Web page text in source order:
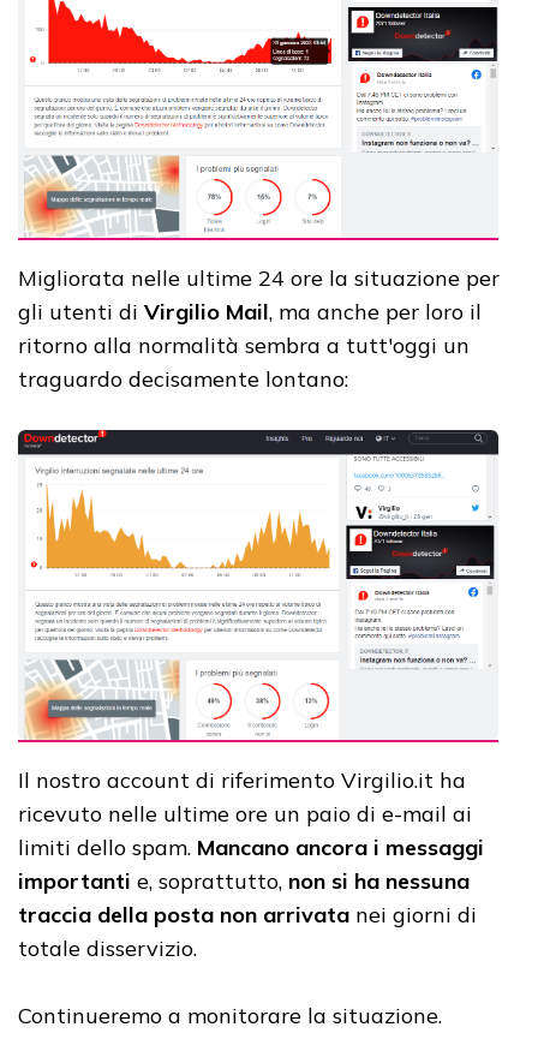
Migliorata nelle ultime 24 ore la situazione per
gli utenti di Virgilio Mail, ma anche per loro il
ritorno alla normalità sembra a tutt'oggi un
traguardo decisamente lontano:
Il nostro account di riferimento Virgilio.it ha
ricevuto nelle ultime ore un paio di e-mail ai
limiti dello spam. Mancano ancora i messaggi
importanti e, soprattutto, non si ha nessuna
traccia della posta non arrivata nei giorni di
totale disservizio.
Continueremo a monitorare la situazione.